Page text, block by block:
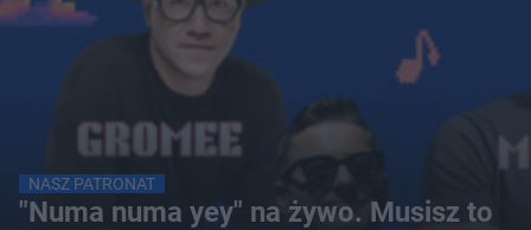
NASZ PATRONAT
"Numa numa yey" na żywo. Musisz to